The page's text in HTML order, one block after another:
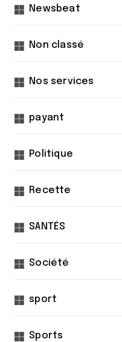
Newsbeat
Non classé
Nos services
payant
Politique
Recette
SANTÉS
Société
sport
Sports